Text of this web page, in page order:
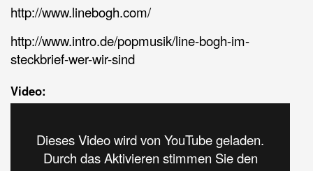
http://www.linebogh.com/
http://www.intro.de/popmusik/line-bogh-im-
steckbrief-wer-wir-sind
Video:
Dieses Video wird von YouTube geladen.
Durch das Aktivieren stimmen Sie den